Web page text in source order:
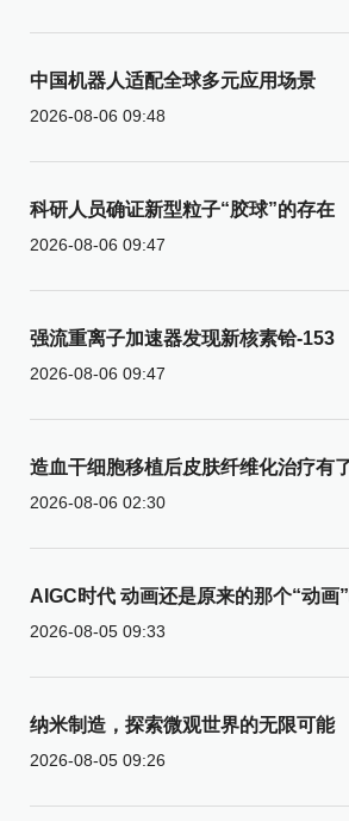
中国机器人适配全球多元应用场景
2026-08-06 09:48
科研人员确证新型粒子“胶球”的存在
2026-08-06 09:47
强流重离子加速器发现新核素铪-153
2026-08-06 09:47
造血干细胞移植后皮肤纤维化治疗有
2026-08-06 02:30
AIGC时代 动画还是原来的那个“动画
2026-08-05 09:33
纳米制造，探索微观世界的无限可能
2026-08-05 09:26